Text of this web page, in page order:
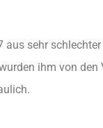
sehr
ihm von den